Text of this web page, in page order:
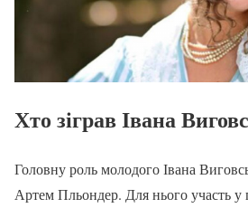
Хто зіграв Івана
Головну роль молодого Івана
Артем Пльондер. Для нього участь у